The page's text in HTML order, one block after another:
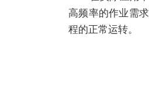
高频率的作业需
程的正常运转。